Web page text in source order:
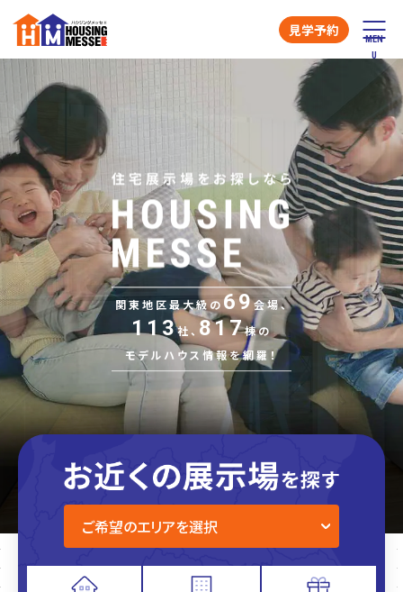
見学予約
関東地区最大級の 69会場、
113社、 817棟の
モデルハウス情報を網羅！